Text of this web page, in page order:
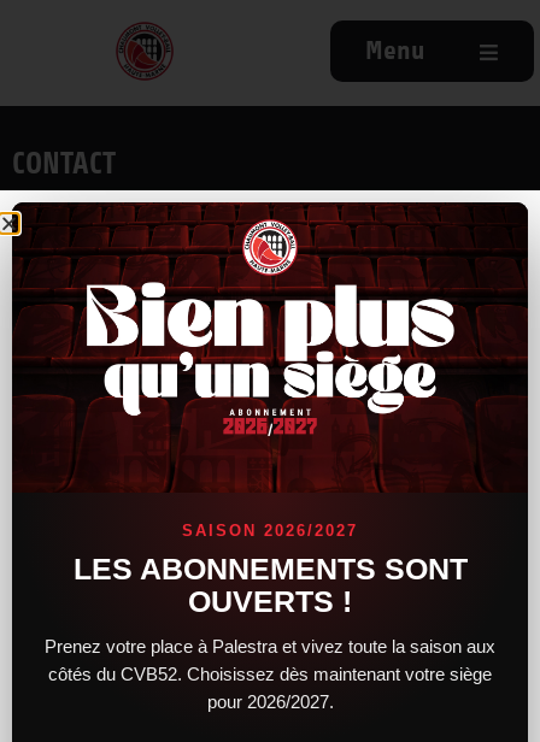
Menu
CONTACT
9, rue Antoine de St-Exupéry
52000 Chaumont
03.25.31.79.34
NAVIGATION
Accueil
Actu
Billetterie
SUIVEZ-NOUS
Inscrivez-vous à la Newsletter
SAISON 2026/2027
LES ABONNEMENTS SONT
OUVERTS !
Prenez votre place à Palestra et vivez toute la saison aux
côtés du CVB52. Choisissez dès maintenant votre siège
pour 2026/2027.